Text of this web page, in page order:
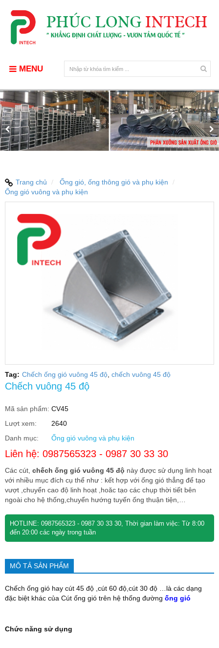
MENU
Trang chủ
Ống gió, ống thông gió và phụ kiện
Ống gió vuông và phụ kiện
Tag: Chếch ống gió vuông 45 độ chếch vuông 45 độ
Chếch vuông 45 độ
Mã sản phẩm: CV45
Lượt xem:
2640
Danh mục:
Ống gió vuông và phụ kiện
Liên hệ: 0987565323 - 0987 30 33 30
Các cút, chếch ống gió vuông 45 độ này được sử dụng linh hoạt
với nhiều mục đích cụ thể như : kết hợp với ống gió thẳng để tạo
vượt ,chuyển cao độ linh hoạt ,hoăc tạo các chụp thời tiết bên
ngoài cho hệ thống,chuyển hướng tuyến ống thuận tiện,…
HOTLINE: 0987565323 - 0987 30 33 30, Thời gian làm việc: Từ 8:00
đến 20:00 các ngày trong tuần
MÔ TẢ SẢN PHẨM
Chếch ống gió hay cút 45 độ ,cút 60 độ,cút 30 độ …là các dạng
đặc biệt khác của Cút ống gió trên hệ thống đường ống gió
Chức năng sử dụng